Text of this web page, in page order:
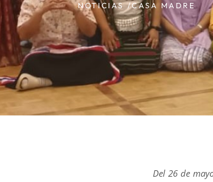
NOTICIAS /CASA MADRE
Del 26 de